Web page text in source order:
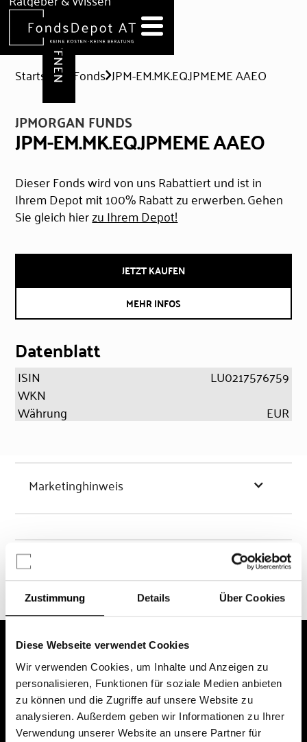
Zustimmung Details Über Cookies
Diese Webseite verwendet Cookies
Wir verwenden Cookies, um Inhalte und Anzeigen zu
personalisieren, Funktionen für soziale Medien anbieten
zu können und die Zugriffe auf unsere Website zu
analysieren. Außerdem geben wir Informationen zu Ihrer
Verwendung unserer Website an unsere Partner für
Hilfe & Formulare
DEPOT ERÖFFNEN
Startseite Fonds JPM-EM.MK.EQ.JPMEME AAEO
JPMORGAN FUNDS
JPM-EM.MK.EQ.JPMEME AAEO
Dieser Fonds wird von uns Rabattiert und ist in
Ihrem Depot mit 100% Rabatt zu erwerben. Gehen
Sie gleich hierzu Ihrem Depot!
JETZT KAUFEN
MEHR INFOS
Datenblatt
ISIN
LU0217576759
WKN
Währung
EUR
Marketinghinweis
Chancen & Risiken